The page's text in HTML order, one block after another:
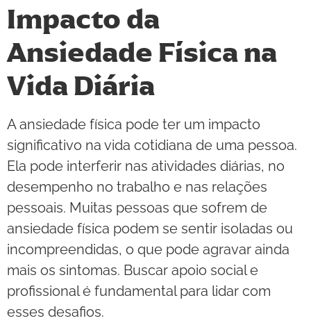
Impacto da
Ansiedade Física na
Vida Diária
A ansiedade física pode ter um impacto
significativo na vida cotidiana de uma pessoa.
Ela pode interferir nas atividades diárias, no
desempenho no trabalho e nas relações
pessoais. Muitas pessoas que sofrem de
ansiedade física podem se sentir isoladas ou
incompreendidas, o que pode agravar ainda
mais os sintomas. Buscar apoio social e
profissional é fundamental para lidar com
esses desafios.